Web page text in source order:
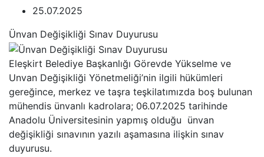
25.07.2025
Ünvan Değişikliği Sınav Duyurusu
Eleşkirt Belediye Başkanlığı Görevde Yükselme ve
Unvan Değişikliği Yönetmeliği’nin ilgili hükümleri
gereğince, merkez ve taşra teşkilatımızda boş bulunan
mühendis ünvanlı kadrolara; 06.07.2025 tarihinde
Anadolu Üniversitesinin yapmış olduğu ünvan
değişikliği sınavının yazılı aşamasına ilişkin sınav
duyurusu.